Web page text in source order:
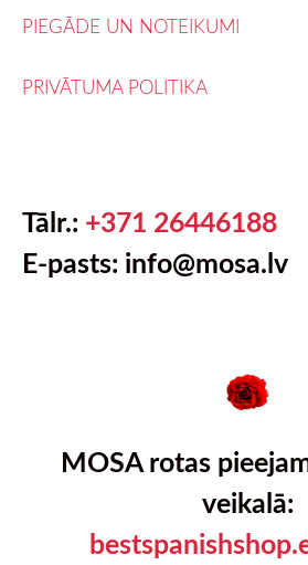
PIEGĀDE UN NOTEIKUMI
PRIVĀTUMA POLITIKA
Tālr.: +371 26446188
E-pasts: info@mosa.lv
MOSA rotas
veikalā: